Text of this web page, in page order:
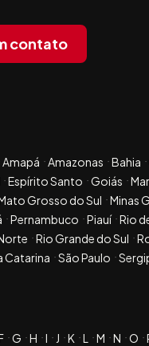
contato
Amapá Amazonas Bahia
Espírito Santo Goiás
Grosso do Sul Minas
Pernambuco Piauí Rio
Rio Grande do Sul
Catarina São Paulo
G H I J K L M N O